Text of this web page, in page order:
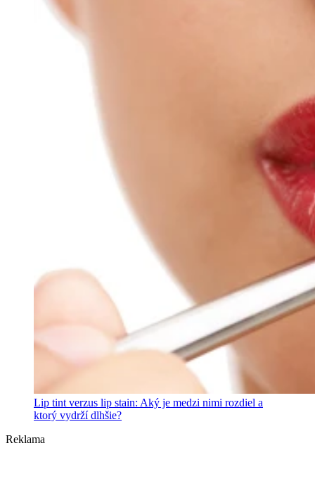
Lip tint verzus lip stain: Aký je medzi nimi rozdiel a
ktorý vydrží dlhšie?
Reklama